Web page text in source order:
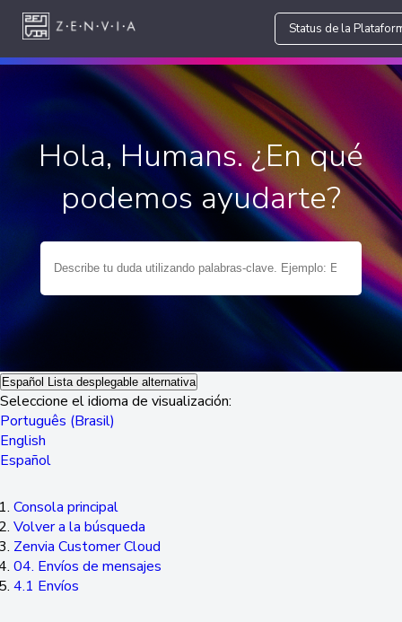
Status de la
Hola, Humans. ¿En qué
podemos ayudarte?
Español Lista desplegable alternativa
Seleccione el idioma de visualización:
Português (Brasil)
English
Español
Consola principal
Volver a la búsqueda
Zenvia Customer Cloud
04. Envíos de mensajes
4.1 Envíos